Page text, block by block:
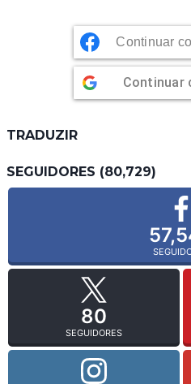
Continuar
Continuar
TRADUZIR
SEGUIDORES (80,729)
80
SEGUIDORES